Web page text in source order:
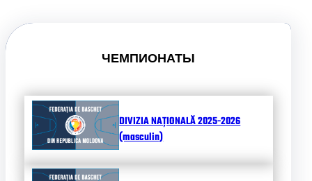
ЧЕМПИОНАТЫ
DIVIZIA NAȚIONALĂ 2025-2026
(masculin)